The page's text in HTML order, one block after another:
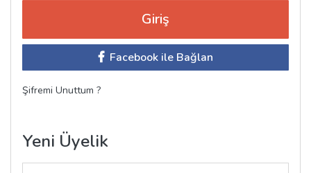
Facebook ile Bağlan
Şifremi Unuttum ?
Yeni Üyelik